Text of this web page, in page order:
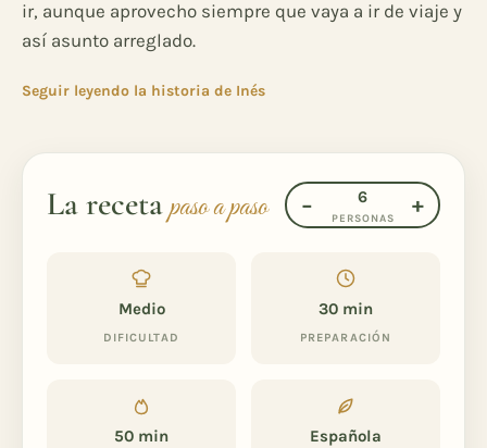
ir, aunque aprovecho siempre que vaya a ir de viaje y
así asunto arreglado.
Seguir leyendo la historia de Inés
La recetapaso a paso − 6
PERSONAS
+
Medio
DIFICULTAD
30 min
PREPARACIÓN
50 min Española